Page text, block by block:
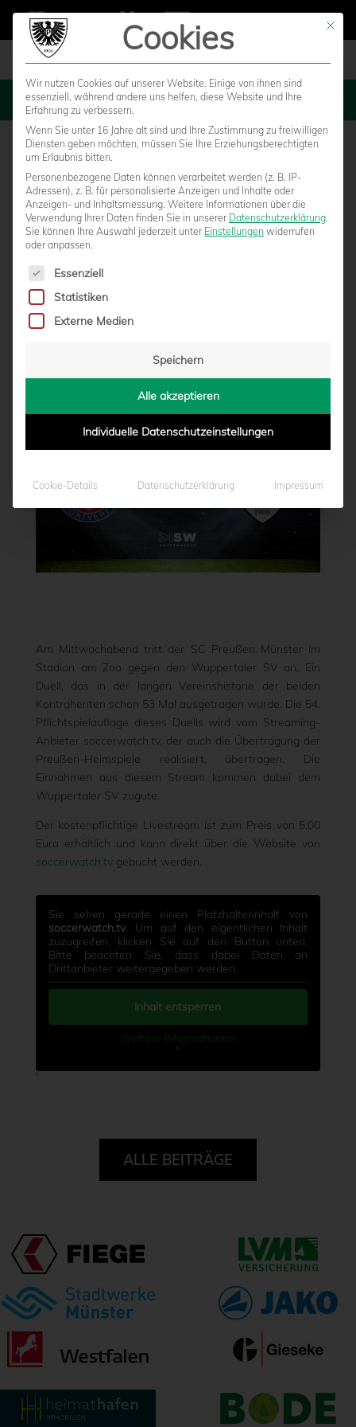
MENU
HEUTE LIVE: WUPPERTALER SV – SC
vonMarcel Weskamp|23.09.2020 - 11:56
Am Mittwochabend tritt der SC Preußen Münster im
Stadion am Zoo gegen den Wuppertaler SV an. Ein
Duell, das in der langen Vereinshistorie der beiden
Kontrahenten schon 53 Mal ausgetragen wurde. Die 54.
Pflichtspielauflage dieses Duells wird vom Streaming-
Anbieter soccerwatch.tv, der auch die Übertragung der
Preußen-Heimspiele realisiert, übertragen. Die
Einnahmen aus diesem Stream kommen dabei dem
Wuppertaler SV zugute.
Der kostenpflichtige Livestream ist zum Preis von 5,00
Euro erhältlich und kann direkt über die Website von
soccerwatch.tvgebucht werden.
Sie sehen gerade einen Platzhalterinhalt von
soccerwatch.tv. Um auf den eigentlichen Inhalt
zuzugreifen, klicken Sie auf den Button unten.
Bitte beachten Sie, dass dabei Daten an
Drittanbieter weitergegeben werden.
Inhalt entsperren
Weitere Informationen
'
'
ALLE BEITRÄGE
Mit
Cookies
Wir nutzen Cookies auf unserer Website. Einige von ihnen sind
essenziell, während andere uns helfen, diese Website und Ihre
Erfahrung zu verbessern.
Wenn Sie unter 16 Jahre alt sind und Ihre Zustimmung zu freiwilligen
Diensten geben möchten, müssen Sie Ihre Erziehungsberechtigten
um Erlaubnis bitten.
Personenbezogene Daten können verarbeitet werden (z. B. IP-
Adressen), z. B. für personalisierte Anzeigen und Inhalte oder
Anzeigen- und Inhaltsmessung. Weitere Informationen über die
Verwendung Ihrer Daten finden Sie in unserer Datenschutzerklärung.
Sie können Ihre Auswahl jederzeit unter Einstellungen widerrufen
oder anpassen.
Es folgt eine Liste der Service-Gruppen, für die eine
Essenziell
Statistiken
Externe Medien
Speichern
Alle akzeptieren
Individuelle Datenschutzeinstellungen
Cookie-Details Datenschutzerklärung Impressum